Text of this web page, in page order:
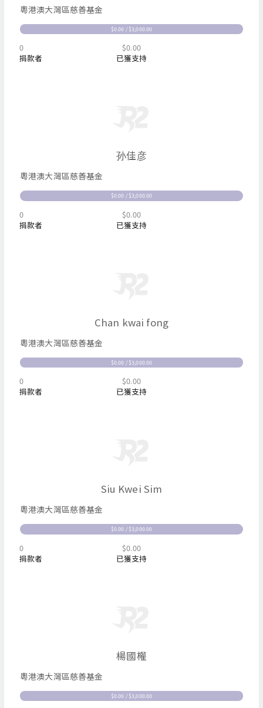
粵港澳大灣區慈善基金
$0.00 / $3,000.00
0
捐款者
$0.00
已獲支持
孙佳彦
粵港澳大灣區慈善基金
$0.00 / $3,000.00
0
捐款者
$0.00
已獲支持
Chan kwai fong
粵港澳大灣區慈善基金
$0.00 / $3,000.00
0
捐款者
$0.00
已獲支持
Siu Kwei Sim
粵港澳大灣區慈善基金
$0.00 / $3,000.00
0
捐款者
$0.00
已獲支持
楊國權
粵港澳大灣區慈善基金
$0.00 / $3,000.00